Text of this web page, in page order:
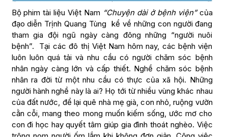
Bộ phim tài liệu Việt Nam “Chuyện dài ở bệnh viện”của
đạo diễn Trịnh Quang Tùng kể về những con người đang
tham gia đội ngũ ngày càng đông những “người nuôi
bệnh”. Tại các đô thị Việt Nam hôm nay, các bệnh viện
luôn luôn quá tải và nhu cầu có người chăm sóc bệnh
nhân ngày càng lớn và cấp thiết. Nghề chăm sóc bệnh
nhân ra đời từ một nhu cầu có thực của xã hội. Những
người hành nghề này là ai? Họ tới từ nhiều vùng khác nhau
của đất nước, để lại quê nhà mẹ già, con nhỏ, ruộng vườn
cằn cỗi, mang theo mong muốn kiếm sống, ước mơ cho
con đi học hay quyết tâm giúp gia đình thoát nghèo. Việc